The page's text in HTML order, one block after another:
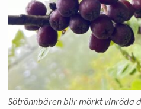
Sötrönnbären blir mörkt vinröda